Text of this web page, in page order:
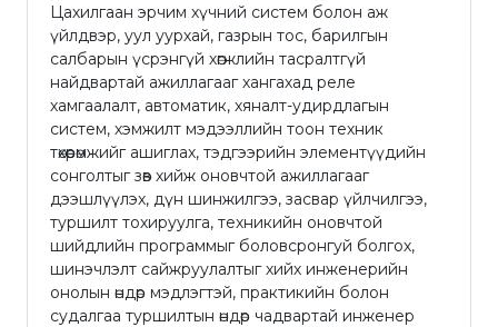
Цахилгаан эрчим хүчний систем болон аж
үйлдвэр, уул уурхай, газрын тос, барилгын
салбарын үсрэнгүй хөгжлийн тасралтгүй
найдвартай ажиллагааг хангахад реле
хамгаалалт, автоматик, хяналт-удирдлагын
систем, хэмжилт мэдээллийн тоон техник
төхөөрөмжийг ашиглах, тэдгээрийн элементүүдийн
сонголтыг зөв хийж оновчтой ажиллагааг
дээшлүүлэх, дүн шинжилгээ, засвар үйлчилгээ,
туршилт тохируулга, техникийн оновчтой
шийдлийн программыг боловсронгуй болгох,
шинэчлэлт сайжруулалтыг хийх инженерийн
онолын өндөр мэдлэгтэй, практикийн болон
судалгаа туршилтын өндөр чадвартай инженер